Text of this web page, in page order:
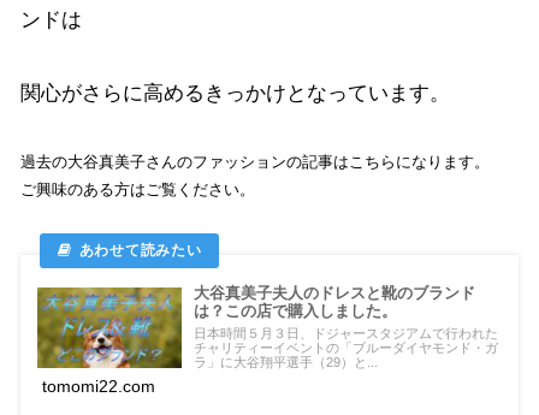
ンドは
関心がさらに高めるきっかけとなっています。
過去の大谷真美子さんのファッションの記事はこちらになります。
ご興味のある方はご覧ください。
大谷真美子夫人のドレスと靴のブランド
は？この店で購入しました。
日本時間５月３日、ドジャースタジアムで行われた
チャリティーイベントの「ブルーダイヤモンド・ガ
ラ」に大谷翔平選手（29）と...
tomomi22.com